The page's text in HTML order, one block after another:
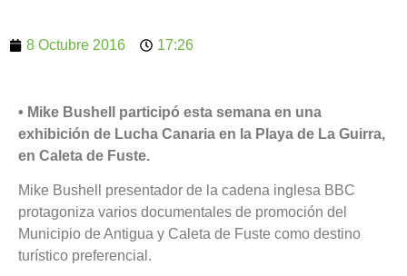
8 Octubre 2016 17:26
• Mike Bushell participó esta semana en una
exhibición de Lucha Canaria en la Playa de La Guirra,
en Caleta de Fuste.
Mike Bushell presentador de la cadena inglesa BBC
protagoniza varios documentales de promoción del
Municipio de Antigua y Caleta de Fuste como destino
turístico preferencial.